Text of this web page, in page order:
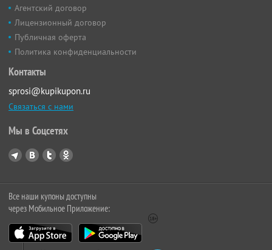
Агентский договор
Лицензионный договор
Публичная оферта
Политика конфиденциальности
Контакты
sprosi@kupikupon.ru
Связаться с нами
Мы в Соцсетях
Все наши купоны доступны
через Мобильное Приложение: